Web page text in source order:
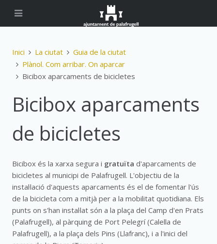
Inici La ciutat
Guia de la ciutat
Plànol. Com arribar. On aparcar
Bicibox aparcaments de bicicletes
Bicibox aparcaments
de bicicletes
Bicibox és la xarxa segura i gratuïta d'aparcaments de
bicicletes al municipi de Palafrugell. L'objectiu de la
instal·lació d'aquests aparcaments és el de fomentar l'ús
de la bicicleta com a mitjà per a la mobilitat quotidiana. Els
punts on s'han instal·lat són a la plaça del Camp d'en Prats
(Palafrugell), al pàrquing de Port Pelegrí (Calella de
Palafrugell), a la plaça dels Pins (Llafranc), i a l'inici del